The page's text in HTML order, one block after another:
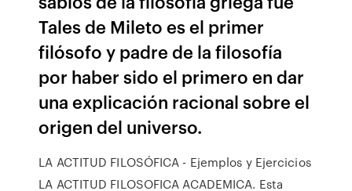
Tales de Mileto es el primer
filósofo y padre de la filosofía
por haber sido el primero en dar
una explicación racional sobre el
origen del universo.
LA ACTITUD FILOSÓFICA - Ejemplos y Ejercicios
LA ACTITUD FILOSOFICA ACADEMICA. Esta